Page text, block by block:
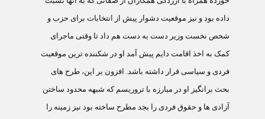
داده بود و نيز موقعيت دشوار پيش از انتخابات برای حزب و
شخص نخست وزير دست به دست هم داد تا وقتی ماجرای
کمک به اخذ اقامت دايم پيش آمد او در شکننده ترين موقعيت
فردی و سياسی قرار داشته باشد. افزون بر اين، طرح های
بحث برانگيز او در مبارزه با تروريسم که شبهه محدود ساختن
آزادی ها و حقوق فردی را بجد مطرح ساخته بود نيز زمينه را